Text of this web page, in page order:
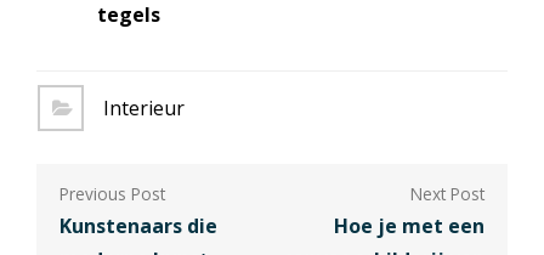
tegels
Interieur
Berichtnavigatie
Kunstenaars die
Hoe je met een